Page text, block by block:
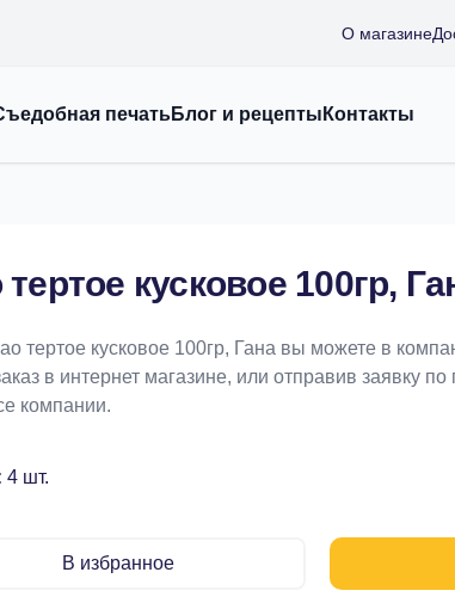
О магазине
печатьБлог и рецепты Контакты
тертое кусковое 100гр,
тертое кусковое 100гр, Гана вы можете в
в интернет магазине, или отправив заявку
компании.
4 шт.
В избранное